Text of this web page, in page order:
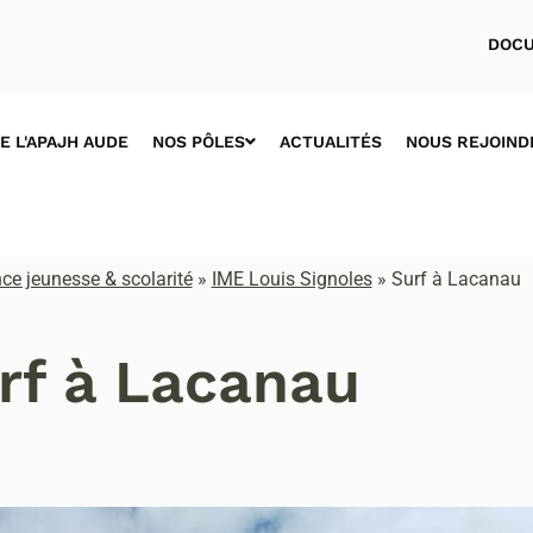
L'APAJH AUDE NOS PÔLES ACTUALITÉS NOUS
jeunesse & scolarité» IME Louis Signoles» Surf à Lacanau
à Lacanau